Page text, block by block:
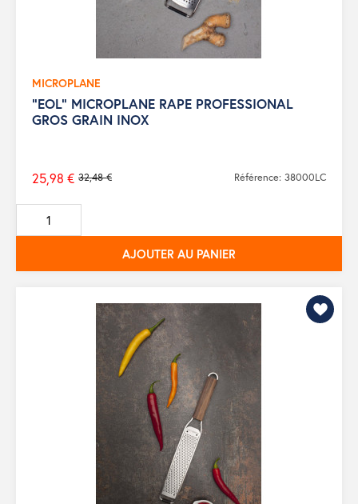
MICROPLANE
"EOL" MICROPLANE RAPE PROFESSIONAL
GROS GRAIN INOX
Prix
de
base
32,48 €
25,98 € Référence: 38000LC
AJOUTER AU PANIER